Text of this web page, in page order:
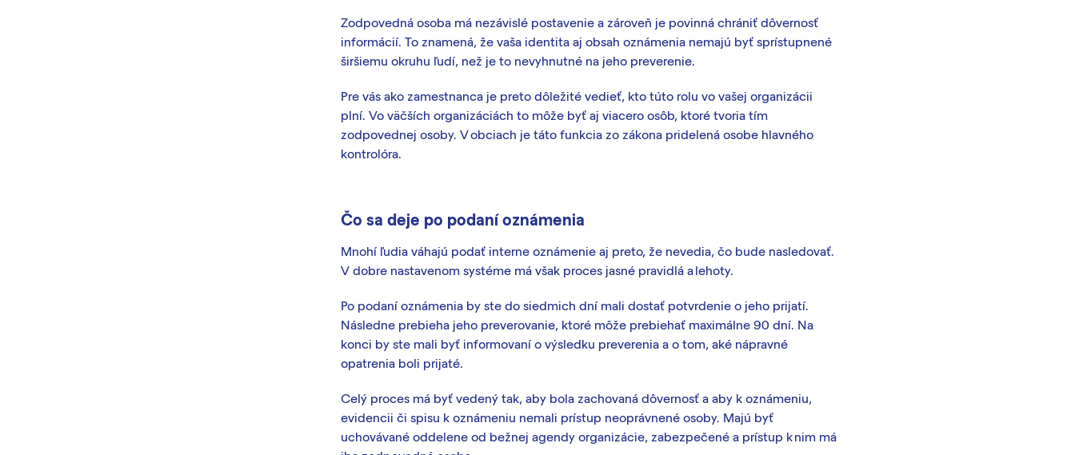
Zodpovedná osoba má nezávislé postavenie a zároveň je povinná chrániť dôvernosť
informácií. To znamená, že vaša identita aj obsah oznámenia nemajú byť sprístupnené
širšiemu okruhu ľudí, než je to nevyhnutné na jeho preverenie.
Pre vás ako zamestnanca je preto dôležité vedieť, kto túto rolu vo vašej organizácii
plní. Vo väčších organizáciách to môže byť aj viacero osôb, ktoré tvoria tím
zodpovednej osoby. V obciach je táto funkcia zo zákona pridelená osobe hlavného
kontrolóra.
Čo sa deje po podaní oznámenia
Mnohí ľudia váhajú podať interne oznámenie aj preto, že nevedia, čo bude nasledovať.
V dobre nastavenom systéme má však proces jasné pravidlá a lehoty.
Po podaní oznámenia by ste do siedmich dní mali dostať potvrdenie o jeho prijatí.
Následne prebieha jeho preverovanie, ktoré môže prebiehať maximálne 90 dní. Na
konci by ste mali byť informovaní o výsledku preverenia a o tom, aké nápravné
opatrenia boli prijaté.
Celý proces má byť vedený tak, aby bola zachovaná dôvernosť a aby k oznámeniu,
evidencii či spisu k oznámeniu nemali prístup neoprávnené osoby. Majú byť
uchovávané oddelene od bežnej agendy organizácie, zabezpečené a prístup k nim má